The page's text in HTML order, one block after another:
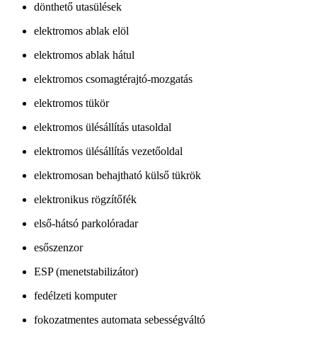
dönthető utasülések
elektromos ablak elöl
elektromos ablak hátul
elektromos csomagtérajtó-mozgatás
elektromos tükör
elektromos ülésállítás utasoldal
elektromos ülésállítás vezetőoldal
elektromosan behajtható külső tükrök
elektronikus rögzítőfék
első-hátsó parkolóradar
esőszenzor
ESP (menetstabilizátor)
fedélzeti komputer
fokozatmentes automata sebességváltó